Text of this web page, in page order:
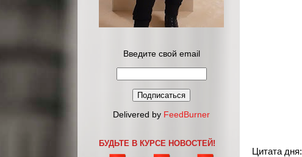
Цитата дня:
Введите свой email
Delivered by FeedBurner
БУДЬТЕ В КУРСЕ НОВОСТЕЙ!